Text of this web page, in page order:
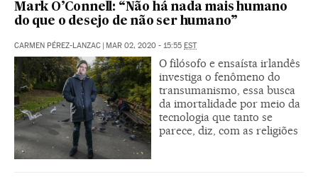
Mark O’Connell: “Não há nada mais humano
do que o desejo de não ser humano”
CARMEN PÉREZ-LANZAC | MAR 02, 2020 - 15:55 EST
O filósofo e ensaísta irlandês
investiga o fenômeno do
transumanismo, essa busca
da imortalidade por meio da
tecnologia que tanto se
parece, diz, com as religiões